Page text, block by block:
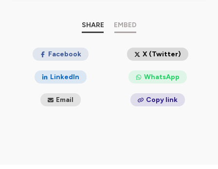
Hébergé par Ausha. Visitez
ausha.co/politique-de-
pour plus d'informations.
SHARE EMBED
Facebook X (Twitter)
LinkedIn WhatsApp
Email Copy link